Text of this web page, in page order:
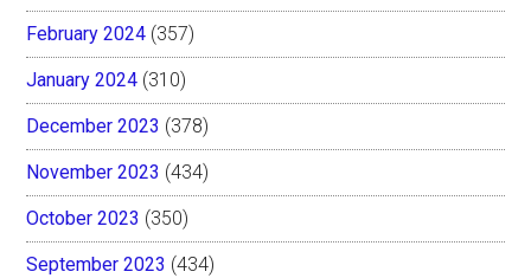
February 2024 (357)
January 2024 (310)
December 2023 (378)
November 2023 (434)
October 2023 (350)
September 2023 (434)